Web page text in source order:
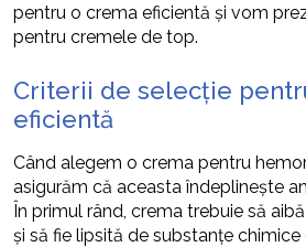
pentru o crema eficientă și vom
pentru cremele de top.
Criterii de selecție
eficientă
Când alegem o crema pentru
asigurăm că aceasta îndeplinește
În primul rând, crema trebuie să
și să fie lipsită de substanțe